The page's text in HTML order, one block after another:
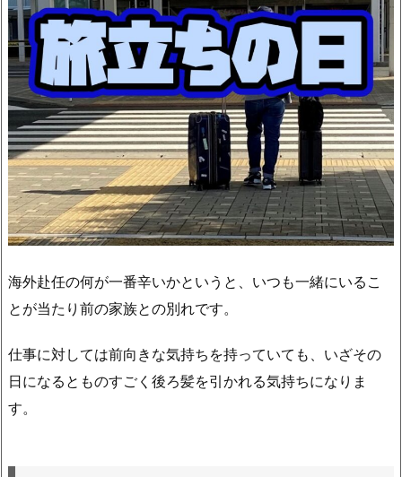
海外赴任の何が一番辛いかというと、いつも一緒にいるこ
とが当たり前の家族との別れです。
仕事に対しては前向きな気持ちを持っていても、いざその
日になるとものすごく後ろ髪を引かれる気持ちになりま
す。